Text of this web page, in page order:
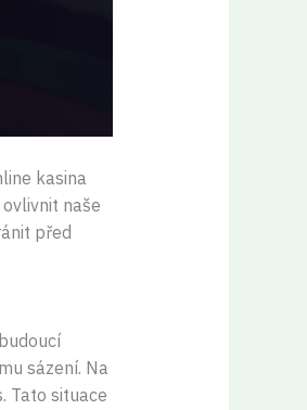
kasina
naše
před
sázení. Na
Tato situace